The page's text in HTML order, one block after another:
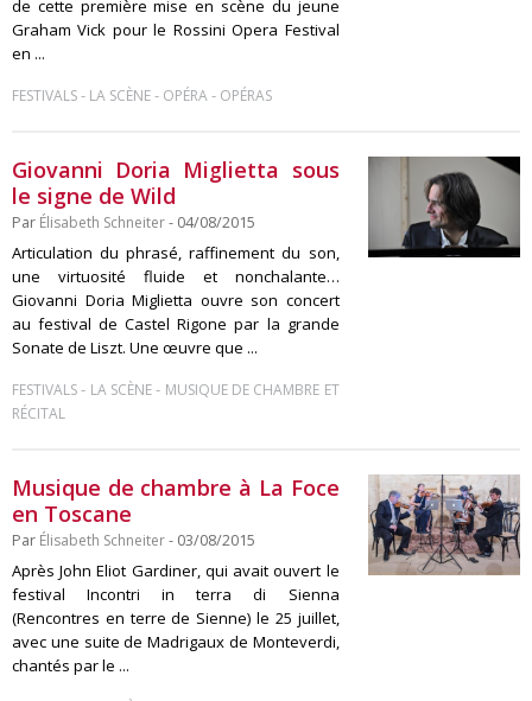
de cette première mise en scène du jeune
Graham Vick pour le Rossini Opera Festival
en ...
FESTIVALS- LA SCÈNE- OPÉRA- OPÉRAS
Giovanni Doria Miglietta sous
le signe de Wild
Par Élisabeth Schneiter- 04/08/2015
Articulation du phrasé, raffinement du son,
une virtuosité fluide et nonchalante…
Giovanni Doria Miglietta ouvre son concert
au festival de Castel Rigone par la grande
Sonate de Liszt. Une œuvre que ...
FESTIVALS- LA SCÈNE- MUSIQUE DE CHAMBRE ET
RÉCITAL
Musique de chambre à La Foce
en Toscane
Par Élisabeth Schneiter- 03/08/2015
Après John Eliot Gardiner, qui avait ouvert le
festival Incontri in terra di Sienna
(Rencontres en terre de Sienne) le 25 juillet,
avec une suite de Madrigaux de Monteverdi,
chantés par le ...